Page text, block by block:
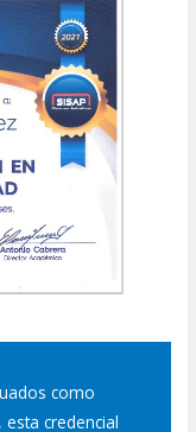
como
esta credencial